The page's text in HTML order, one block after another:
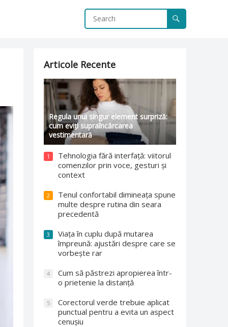
Articole Recente
Regula unui singur element surpriză:
cum eviți supraîncărcarea
vestimentară
1
Tehnologia fără interfață: viitorul
comenzilor prin voce, gesturi și
context
2
Tenul confortabil dimineața spune
multe despre rutina din seara
precedentă
3
Viața în cuplu după mutarea
împreună: ajustări despre care se
vorbește rar
4
Cum să păstrezi apropierea într-
o prietenie la distanță
5
Corectorul verde trebuie aplicat
punctual pentru a evita un aspect
cenușiu